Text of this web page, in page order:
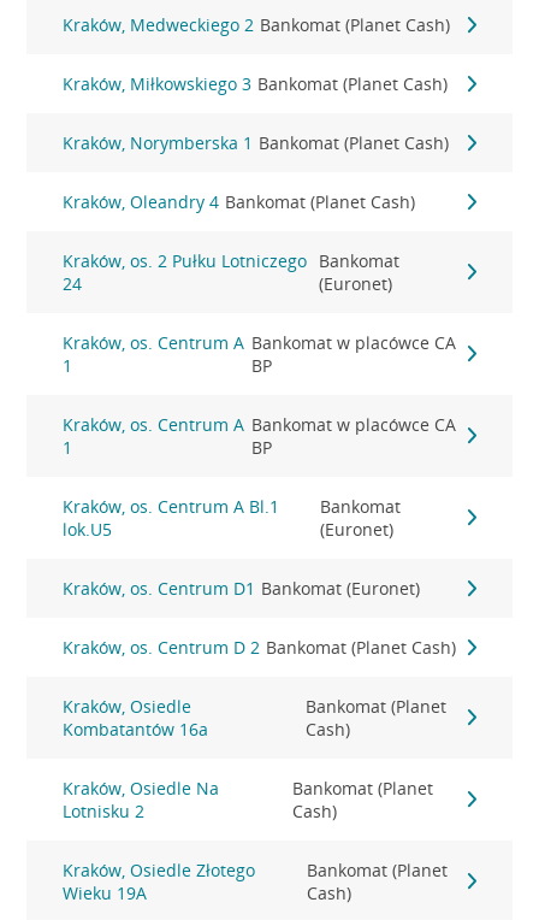
Kraków, Medweckiego 2 Bankomat (Planet Cash)
Kraków, Miłkowskiego 3 Bankomat (Planet Cash)
Kraków, Norymberska 1 Bankomat (Planet Cash)
Kraków, Oleandry 4 Bankomat (Planet Cash)
Kraków, os. 2 Pułku Lotniczego
24
Bankomat
(Euronet)
Kraków, os. Centrum A
1
Bankomat w placówce CA
BP
Kraków, os. Centrum A
1
Bankomat w placówce CA
BP
Kraków, os. Centrum A Bl.1
lok.U5
Bankomat
(Euronet)
Kraków, os. Centrum D1 Bankomat (Euronet)
Kraków, os. Centrum D 2 Bankomat (Planet Cash)
Kraków, Osiedle
Kombatantów 16a
Bankomat (Planet
Cash)
Kraków, Osiedle Na
Lotnisku 2
Bankomat (Planet
Cash)
Kraków, Osiedle Złotego
Wieku 19A
Bankomat (Planet
Cash)